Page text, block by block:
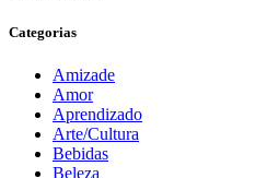
Categorias
Amizade
Amor
Aprendizado
Arte/Cultura
Bebidas
Beleza